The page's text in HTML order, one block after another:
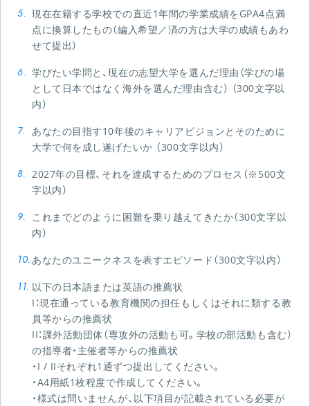
現在在籍する学校での直近1年間の学業成績をGPA4点満
点に換算したもの（編入希望／済の方は大学の成績もあわ
せて提出）
学びたい学問と、現在の志望大学を選んだ理由（学びの場
として日本ではなく海外を選んだ理由含む） （300文字以
内）
あなたの目指す10年後のキャリアビジョンとそのために
大学で何を成し遂げたいか （300文字以内）
2027年の目標、それを達成するためのプロセス（※500文
字以内）
これまでどのように困難を乗り越えてきたか（300文字以
内）
あなたのユニークネスを表すエピソード（300文字以内）
以下の日本語または英語の推薦状
I：現在通っている教育機関の担任もしくはそれに類する教
員等からの推薦状
II：課外活動団体（専攻外の活動も可。学校の部活動も含む）
の指導者・主催者等からの推薦状
・I / IIそれぞれ1通ずつ提出してください。
・A4用紙1枚程度で作成してください。
・様式は問いませんが、以下項目が記載されている必要が